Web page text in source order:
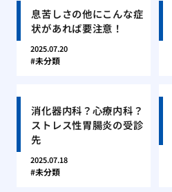
息苦しさの他にこんな症
状があれば要注意！
2025.07.20
未分類
消化器内科？心療内科？
ストレス性胃腸炎の受診
先
2025.07.18
未分類